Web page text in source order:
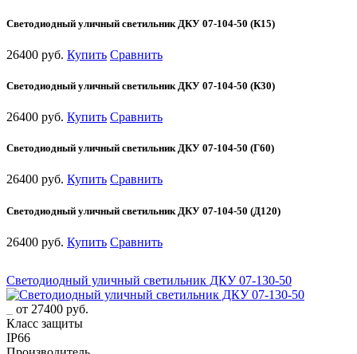
Светодиодный уличный светильник ДКУ 07-104-50 (К15)
26400 руб. Купить Сравнить
Светодиодный уличный светильник ДКУ 07-104-50 (К30)
26400 руб. Купить Сравнить
Светодиодный уличный светильник ДКУ 07-104-50 (Г60)
26400 руб. Купить Сравнить
Светодиодный уличный светильник ДКУ 07-104-50 (Д120)
26400 руб. Купить Сравнить
Светодиодный уличный светильник ДКУ 07-130-50
от 27400 руб.
Класс защиты
IP66